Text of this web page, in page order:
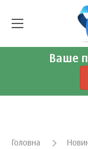
Ваше
Головна